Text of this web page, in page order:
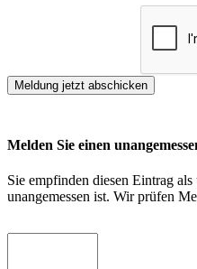
Melden Sie einen
Sie empfinden diesen Eintrag
unangemessen ist. Wir prüfen